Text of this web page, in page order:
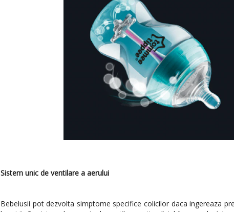
Sistem unic de ventilare a aerului
Bebelusii pot dezvolta simptome specifice colicilor daca ingereaza